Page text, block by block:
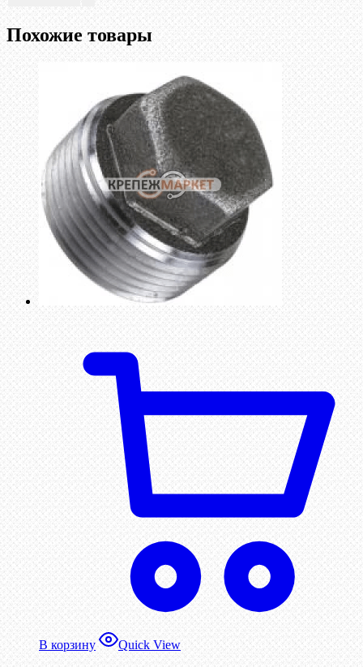
Похожие товары
В корзину Quick View